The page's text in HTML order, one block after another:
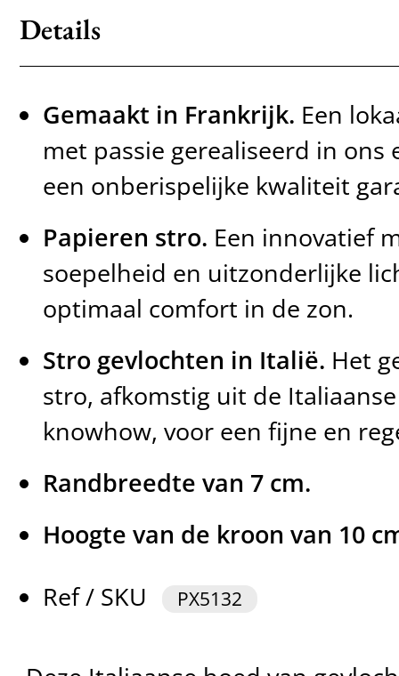
Details
Gemaakt in Frankrijk. Een
met passie gerealiseerd in ons
een onberispelijke kwaliteit
Papieren stro. Een innovatief
soepelheid en uitzonderlijke
optimaal comfort in de zon.
Stro gevlochten in Italië. Het
stro, afkomstig uit de
knowhow, voor een fijne en
Randbreedte van 7 cm.
Hoogte van de kroon van 10
Ref / SKU
PX5132